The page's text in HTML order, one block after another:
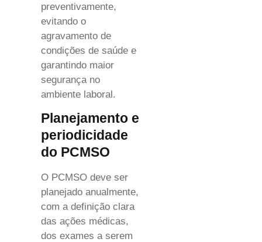
preventivamente,
evitando o
agravamento de
condições de saúde e
garantindo maior
segurança no
ambiente laboral.
Planejamento e
periodicidade
do PCMSO
O PCMSO deve ser
planejado anualmente,
com a definição clara
das ações médicas,
dos exames a serem